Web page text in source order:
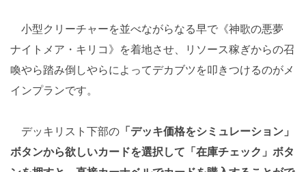
小型クリーチャーを並べながらなる早で《神歌の悪夢
ナイトメア・キリコ》を着地させ、リソース稼ぎからの召
喚やら踏み倒しやらによってデカブツを叩きつけるのがメ
インプランです。
デッキリスト下部の 「デッキ価格をシミュレーション」
ボタンから欲しいカードを選択して「在庫チェック」ボタ